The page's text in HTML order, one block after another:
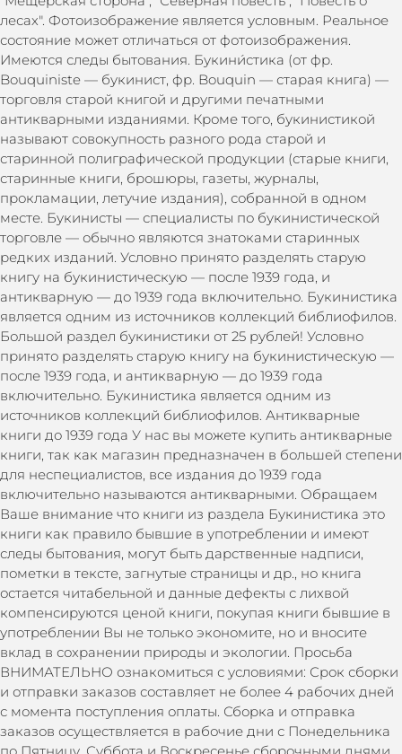
лесах". Фотоизображение является условным. Реальное
состояние может отличаться от фотоизображения.
Имеются следы бытования. Букини́стика (от фр.
Bouquiniste — букинист, фр. Bouquin — старая книга) —
торговля старой книгой и другими печатными
антикварными изданиями. Кроме того, букинистикой
называют совокупность разного рода старой и
старинной полиграфической продукции (старые книги,
старинные книги, брошюры, газеты, журналы,
прокламации, летучие издания), собранной в одном
месте. Букинисты — специалисты по букинистической
торговле — обычно являются знатоками старинных
редких изданий. Условно принято разделять старую
книгу на букинистическую — после 1939 года, и
антикварную — до 1939 года включительно. Букинистика
является одним из источников коллекций библиофилов.
Большой раздел букинистики от 25 рублей! Условно
принято разделять старую книгу на букинистическую —
после 1939 года, и антикварную — до 1939 года
включительно. Букинистика является одним из
источников коллекций библиофилов. Антикварные
книги до 1939 года У нас вы можете купить антикварные
книги, так как магазин предназначен в большей степени
для неспециалистов, все издания до 1939 года
включительно называются антикварными. Обращаем
Ваше внимание что книги из раздела Букинистика это
книги как правило бывшие в употреблении и имеют
следы бытования, могут быть дарственные надписи,
пометки в тексте, загнутые страницы и др., но книга
остается читабельной и данные дефекты с лихвой
компенсируются ценой книги, покупая книги бывшие в
употреблении Вы не только экономите, но и вносите
вклад в сохранении природы и экологии. Просьба
ВНИМАТЕЛЬНО ознакомиться с условиями: Срок сборки
и отправки заказов составляет не более 4 рабочих дней
с момента поступления оплаты. Сборка и отправка
заказов осуществляется в рабочие дни с Понедельника
по Пятницу. Суббота и Воскресенье сборочными днями